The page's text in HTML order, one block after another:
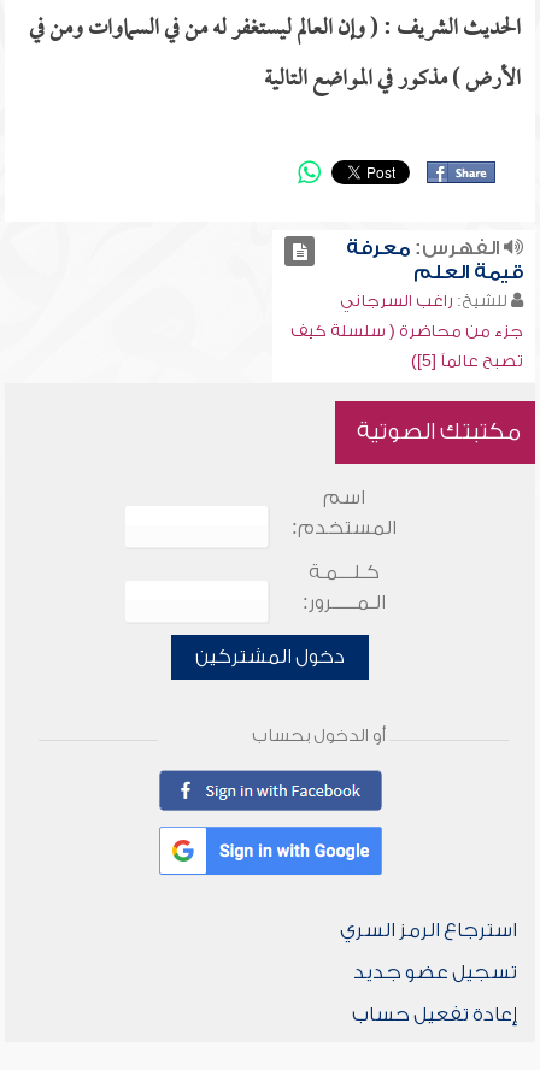
الحديث الشريف : ( وإن العالم ليستغفر له من في السماوات ومن في
الأرض ) مذكور في المواضع التالية
الفهرس:معرفة
قيمة العلم
للشيخ: راغب السرجاني
جزء من محاضرة ( سلسلة كيف
تصبح عالماً [5])
مكتبتك الصوتية
اسم
المستخدم:
كـلـــمـة
الـمـــــرور:
دخول المشتركين
أو الدخول بحساب
استرجاع الرمز السري
تسجيل عضو جديد
إعادة تفعيل حساب